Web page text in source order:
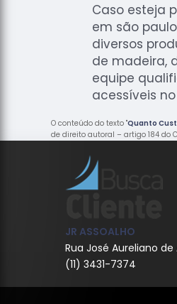
Caso esteja
em são
diversos
de madeira,
equipe
acessíveis
O conteúdo do texto "Quanto
de direito autoral – artigo 184 do
JR ASSOALHO
Rua José Aureliano
(11) 3431-7374